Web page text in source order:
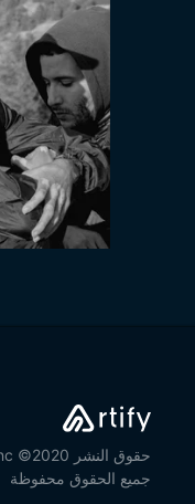
حقوق النشر 2020© Artify Inc.
جميع الحقوق محفوظة